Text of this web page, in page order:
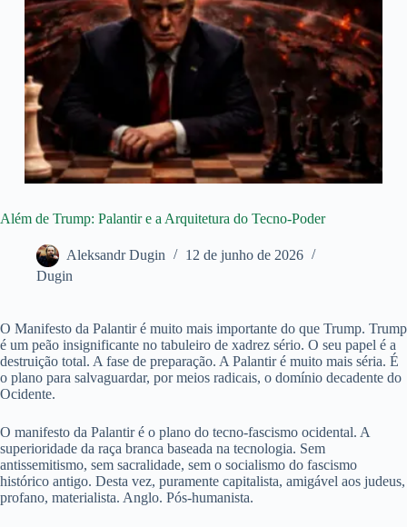
Além de Trump: Palantir e a Arquitetura do Tecno-Poder
Aleksandr Dugin
12 de junho de 2026
Dugin
O Manifesto da Palantir é muito mais importante do que Trump. Trump
é um peão insignificante no tabuleiro de xadrez sério. O seu papel é a
destruição total. A fase de preparação. A Palantir é muito mais séria. É
o plano para salvaguardar, por meios radicais, o domínio decadente do
Ocidente.
O manifesto da Palantir é o plano do tecno-fascismo ocidental. A
superioridade da raça branca baseada na tecnologia. Sem
antissemitismo, sem sacralidade, sem o socialismo do fascismo
histórico antigo. Desta vez, puramente capitalista, amigável aos judeus,
profano, materialista. Anglo. Pós-humanista.